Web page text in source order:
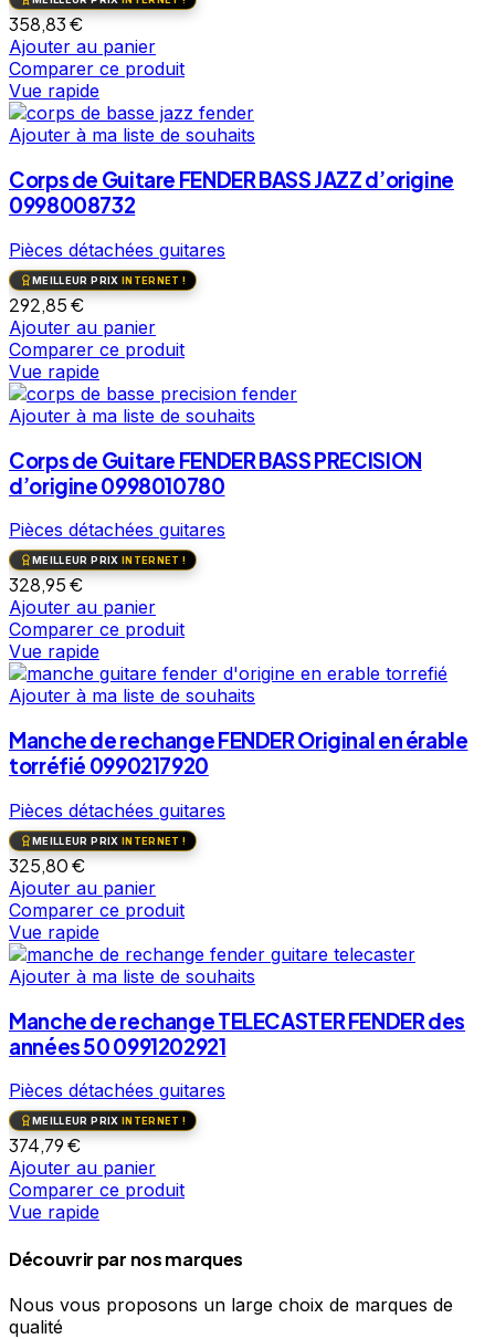
358,83€
Ajouter au panier
Comparer ce produit
Vue rapide
Ajouter à ma liste de souhaits
Corps de Guitare FENDER BASS JAZZ d’origine
0998008732
Pièces détachées guitares
MEILLEUR PRIX INTERNET !
292,85€
Ajouter au panier
Comparer ce produit
Vue rapide
Ajouter à ma liste de souhaits
Corps de Guitare FENDER BASS PRECISION
d’origine 0998010780
Pièces détachées guitares
MEILLEUR PRIX INTERNET !
328,95€
Ajouter au panier
Comparer ce produit
Vue rapide
Ajouter à ma liste de souhaits
Manche de rechange FENDER Original en érable
torréfié 0990217920
Pièces détachées guitares
MEILLEUR PRIX INTERNET !
325,80€
Ajouter au panier
Comparer ce produit
Vue rapide
Ajouter à ma liste de souhaits
Manche de rechange TELECASTER FENDER des
années 50 0991202921
Pièces détachées guitares
MEILLEUR PRIX INTERNET !
374,79€
Ajouter au panier
Comparer ce produit
Vue rapide
Découvrir par nos marques
Nous vous proposons un large choix de marques de
qualité